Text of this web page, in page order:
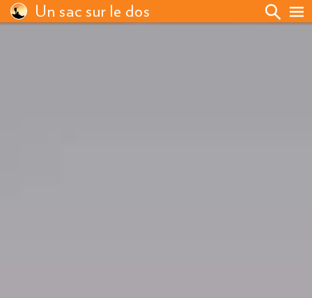
Un sac sur le dos